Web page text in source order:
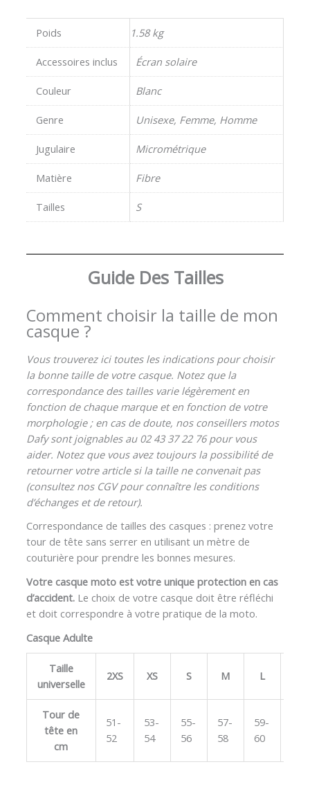
Poids 1.58 kg
Accessoires inclus Écran solaire
Couleur Blanc
Genre Unisexe, Femme, Homme
Jugulaire Micrométrique
Matière Fibre
Tailles S
Guide Des Tailles
Comment choisir la taille de mon
casque ?
Vous trouverez ici toutes les indications pour choisir
la bonne taille de votre casque. Notez que la
correspondance des tailles varie légèrement en
fonction de chaque marque et en fonction de votre
morphologie ; en cas de doute, nos conseillers motos
Dafy sont joignables au 02 43 37 22 76 pour vous
aider. Notez que vous avez toujours la possibilité de
retourner votre article si la taille ne convenait pas
(consultez nos CGV pour connaître les conditions
d’échanges et de retour).
Correspondance de tailles des casques : prenez votre
tour de tête sans serrer en utilisant un mètre de
couturière pour prendre les bonnes mesures.
Votre casque moto est votre unique protection en cas
d’accident.Le choix de votre casque doit être réfléchi
et doit correspondre à votre pratique de la moto.
Casque Adulte
Taille
universelle
2XS XS S M L
Tour de
tête en
cm
51-
52
53-
54
55-
56
57-
58
59-
60